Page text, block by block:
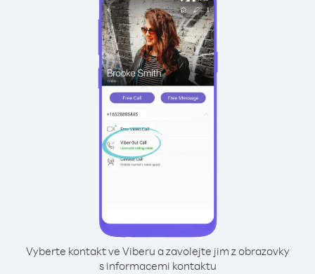
Vyberte kontakt ve Viberu a zavolejte jim z obrazovky
s informacemi kontaktu